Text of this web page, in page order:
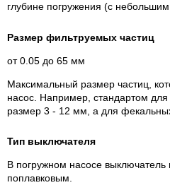
глубине погружения (с
Размер фильтруемых частиц
от 0.05 до 65 мм
Максимальный размер частиц,
насос. Например, стандартом
размер 3 - 12 мм, а для
Тип выключателя
В погружном насосе
поплавковым.